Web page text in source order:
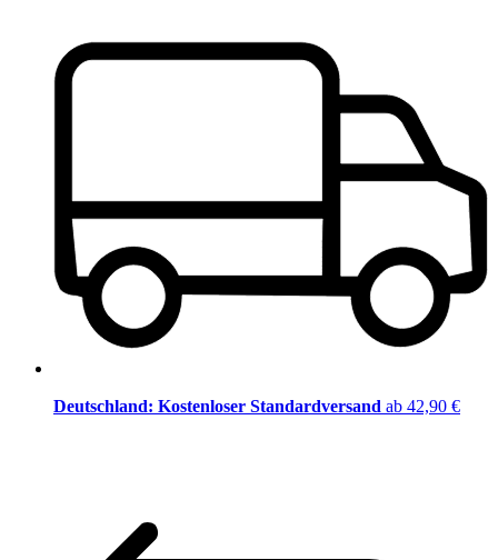
Deutschland: Kostenloser Standardversand ab 42,90 €